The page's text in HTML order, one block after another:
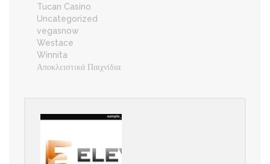
Tucan Casino
Uncategorized
vegasnow
Westace
Winnita
Αποκλειστικά Παιχνίδια